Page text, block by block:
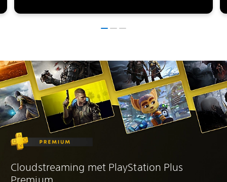
Cloudstreaming met PlayStation Plus